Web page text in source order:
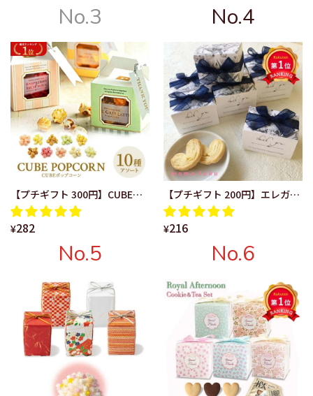
ボン さくら ありがとう 卒業式
卒園式 入学式 お祝い 記念品
笑顔 鈴付き 幸せ 饅頭 お菓子 和
No.3
【プチギフト 300円】CUBEポ
ップコーン かわいい カラフル
10種の味 ありがとう お世話に
なりました Thank you タグ
¥282
No.4
【プチギフト 200円】エレガン
スネイビーＢＯＸハートパイ 上
品 ネイビーリボン ありがと
う ハート パイ 退職 結婚
式 ご挨拶 かわいい
¥216
No.5 No.6